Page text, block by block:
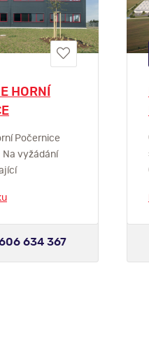
HORNÍ
Počernice
Na vyžádání
634 367